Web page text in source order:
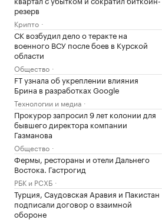
резерв
Крипто
СК возбудил дело о теракте на
военного ВСУ после боев в Курской
области
Общество
FT узнала об укреплении влияния
Брина в разработках Google
Технологии и медиа
Прокурор запросил 9 лет колонии для
бывшего директора компании
Газманова
Общество
Фермы, рестораны и отели Дальнего
Востока. Гастрогид
РБК и РСХБ
Турция, Саудовская Аравия и Пакистан
подписали договор о взаимной
обороне